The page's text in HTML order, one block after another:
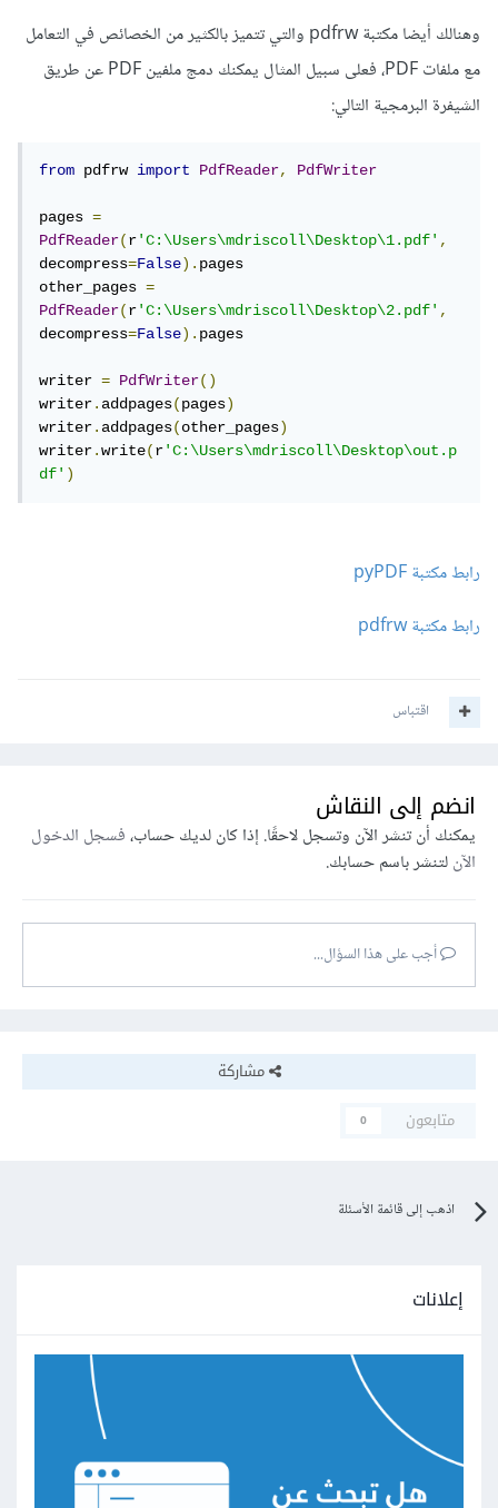
وهنالك أيضا مكتبة pdfrw والتي تتميز بالكثير من الخصائص في التعامل
مع ملفات PDF، فعلى سبيل المثال يمكنك دمج ملفين PDF عن طريق
الشيفرة البرمجية التالي:
from pdfrw import PdfReader, PdfWriter
pages =
PdfReader(r'C:\Users\mdriscoll\Desktop\1.pdf',
decompress=False).pages
other_pages =
PdfReader(r'C:\Users\mdriscoll\Desktop\2.pdf',
decompress=False).pages
writer = PdfWriter()
writer.addpages(pages)
writer.addpages(other_pages)
writer.write(r'C:\Users\mdriscoll\Desktop\out.p
df')
رابط مكتبة pyPDF
رابط مكتبة pdfrw
اقتباس
انضم إلى النقاش
يمكنك أن تنشر الآن وتسجل لاحقًا. إذا كان لديك حساب،فسجل الدخول
الآنلتنشر باسم حسابك.
أجب على هذا السؤال...
مشاركة
متابعون
0
اذهب إلى قائمة الأسئلة
إعلانات